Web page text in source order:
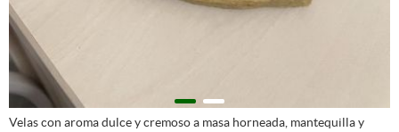
Velas con aroma dulce y cremoso a masa horneada, mantequilla y